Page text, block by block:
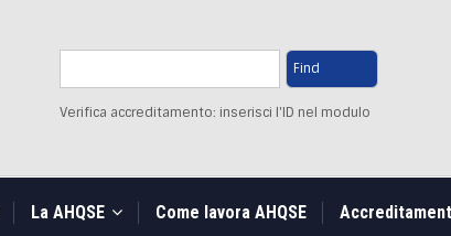
Verifica accreditamento: inserisci l'ID nel modulo
La AHQSE Come lavora AHQSE